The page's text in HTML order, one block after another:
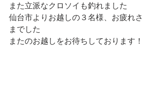
また立派なクロソイも釣れました
仙台市よりお越しの３名様、お疲れさ
までした
またのお越しをお待ちしております！